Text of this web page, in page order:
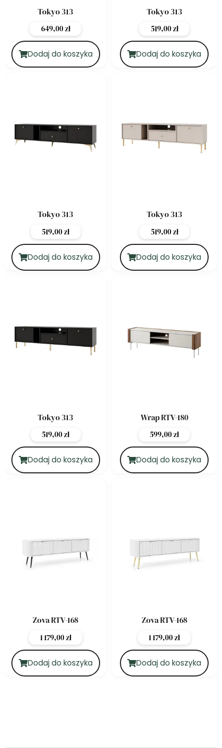
Tokyo 313
649,00zł
Dodaj do koszyka
Tokyo 313
519,00zł
Dodaj do koszyka
Tokyo 313
519,00zł
Dodaj do koszyka
Tokyo 313
519,00zł
Dodaj do koszyka
Tokyo 313
519,00zł
Dodaj do koszyka
Wrap RTV-180
599,00zł
Dodaj do koszyka
Zova RTV-168
1 179,00zł
Dodaj do koszyka
Zova RTV-168
1 179,00zł
Dodaj do koszyka